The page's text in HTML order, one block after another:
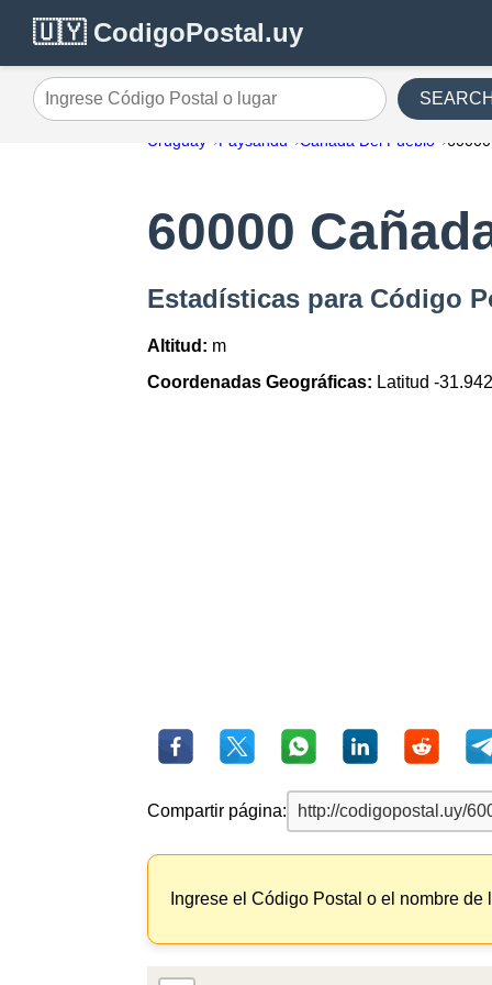
🇺🇾 CodigoPostal.uy
Ingrese Código Postal o lugar
Uruguay Paysandu Cañada Del Pueblo 60000
60000
Estadísticas para Código
Altitud: m
Coordenadas Geográficas: Latitud -
Compartir página:
Ingrese el Código Postal o el nombre